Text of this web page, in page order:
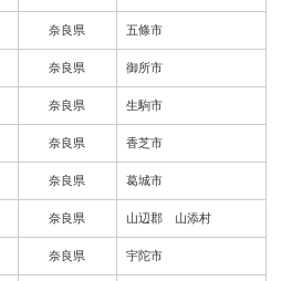
奈良県 五條市
奈良県 御所市
奈良県 生駒市
奈良県 香芝市
奈良県 葛城市
奈良県 山辺郡 山添村
奈良県 宇陀市